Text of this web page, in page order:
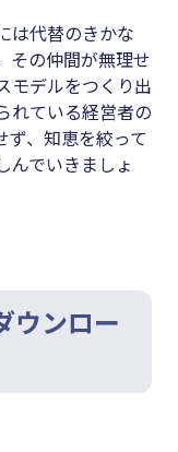
は代替のきかな
その仲間が無理せ
モデルをつくり出
れている経営者の
、知恵を絞って
んでいきましょ
ウンロー